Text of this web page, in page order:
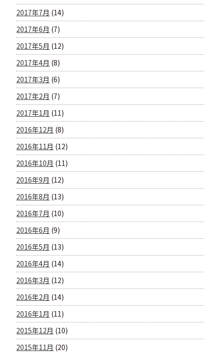
2017年7月 (14)
2017年6月 (7)
2017年5月 (12)
2017年4月 (8)
2017年3月 (6)
2017年2月 (7)
2017年1月 (11)
2016年12月 (8)
2016年11月 (12)
2016年10月 (11)
2016年9月 (12)
2016年8月 (13)
2016年7月 (10)
2016年6月 (9)
2016年5月 (13)
2016年4月 (14)
2016年3月 (12)
2016年2月 (14)
2016年1月 (11)
2015年12月 (10)
2015年11月 (20)